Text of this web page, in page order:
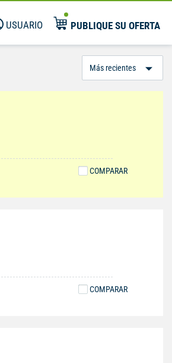
USUARIO PUBLIQUE SU OFERTA
COMPARAR
COMPARAR